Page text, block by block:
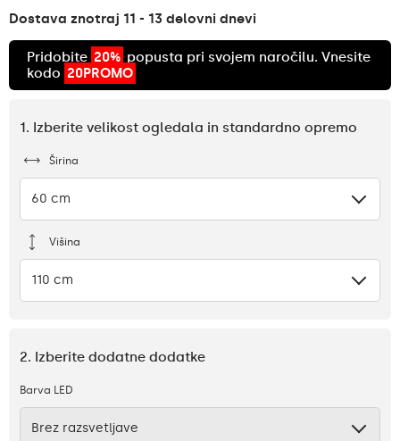
Dostava znotraj 11 - 13 delovni dnevi
Pridobite 20% popusta pri svojem naročilu. Vnesite
kodo 20PROMO
1. Izberite velikost ogledala in standardno opremo
Širina
60 cm
Višina
110 cm
2. Izberite dodatne dodatke
Barva LED
Brez razsvetljave